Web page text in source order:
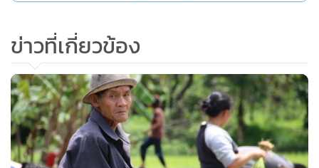
ญี่ปุ่น
• News1
• Gotomanager
ข่าวที่เกี่ยวข้อง